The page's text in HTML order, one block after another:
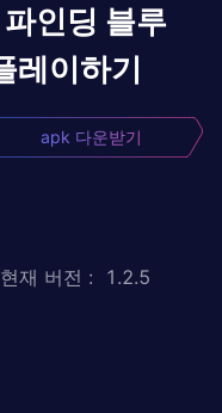
파인딩 블루
레이하기
apk 다운받기
현재 버전 : 1.2.5